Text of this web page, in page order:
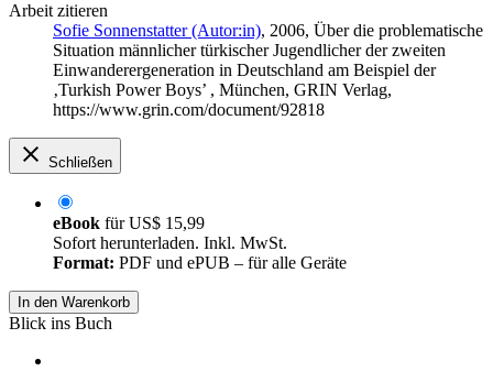
Arbeit zitieren
Sofie Sonnenstatter (Autor:in), 2006, Über die problematische
Situation männlicher türkischer Jugendlicher der zweiten
Einwanderergeneration in Deutschland am Beispiel der
‚Turkish Power Boys’ , München, GRIN Verlag,
https://www.grin.com/document/92818
Schließen
eBook fürUS$ 15,99
Sofort herunterladen. Inkl. MwSt.
Format: PDF und ePUB – für alle Geräte
In den Warenkorb
Blick ins Buch